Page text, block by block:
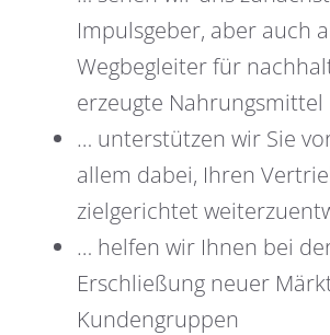
Impulsgeber, aber auch
Wegbegleiter für
erzeugte Nahrungsmittel
… unterstützen wir Sie
allem dabei, Ihren
zielgerichtet
… helfen wir Ihnen bei
Erschließung neuer
Kundengruppen